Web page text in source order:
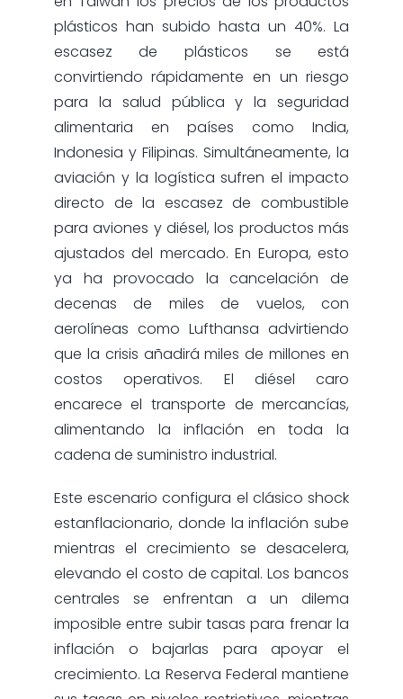
plásticos han subido hasta un 40%. La
escasez de plásticos se está
convirtiendo rápidamente en un riesgo
para la salud pública y la seguridad
alimentaria en países como India,
Indonesia y Filipinas. Simultáneamente, la
aviación y la logística sufren el impacto
directo de la escasez de combustible
para aviones y diésel, los productos más
ajustados del mercado. En Europa, esto
ya ha provocado la cancelación de
decenas de miles de vuelos, con
aerolíneas como Lufthansa advirtiendo
que la crisis añadirá miles de millones en
costos operativos. El diésel caro
encarece el transporte de mercancías,
alimentando la inflación en toda la
cadena de suministro industrial.
Este escenario configura el clásico shock
estanflacionario, donde la inflación sube
mientras el crecimiento se desacelera,
elevando el costo de capital. Los bancos
centrales se enfrentan a un dilema
imposible entre subir tasas para frenar la
inflación o bajarlas para apoyar el
crecimiento. La Reserva Federal mantiene